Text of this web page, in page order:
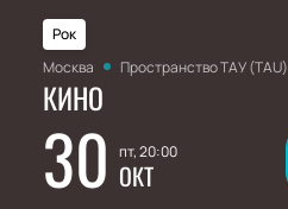
Рок
Москва
Пространство ТАУ (TAU)
КИНО
30 пт, 20:00
ОКТ